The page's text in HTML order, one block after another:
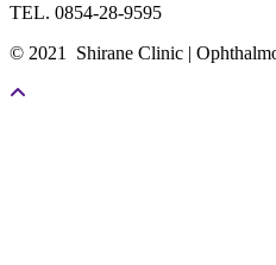
TEL. 0854-28-9595
© 2021 Shirane Clinic |